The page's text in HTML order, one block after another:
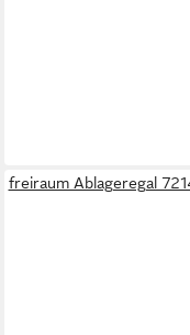
freiraum Ablageregal